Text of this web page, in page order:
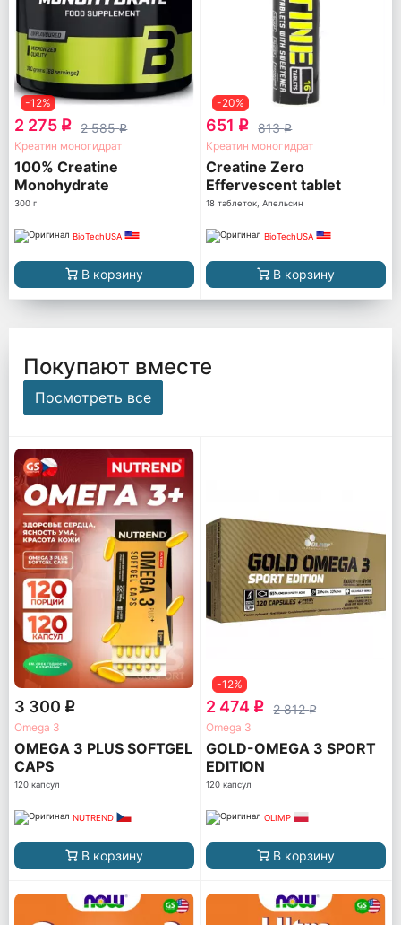
-12%
2 275 q 2 585q
Креатин моногидрат
100% Creatine
Monohydrate
300 г
BioTechUSA
В корзину
-20%
651 q 813q
Креатин моногидрат
Creatine Zero
Effervescent tablet
18 таблеток, Апельсин
BioTechUSA
В корзину
Покупают вместе
Посмотреть все
3 300 q
Omega 3
OMEGA 3 PLUS SOFTGEL
CAPS
120 капсул
NUTREND
В корзину
-12%
2 474 q 2 812q
Omega 3
GOLD-OMEGA 3 SPORT
EDITION
120 капсул
OLIMP
В корзину